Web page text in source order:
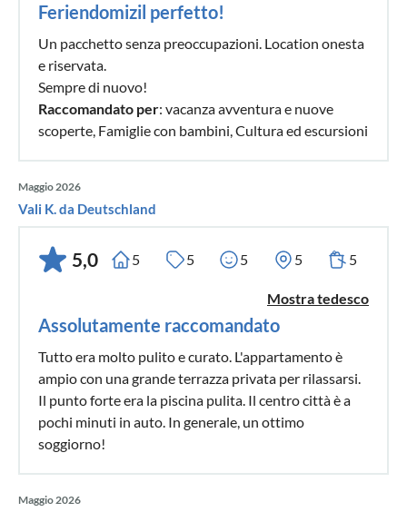
Feriendomizil perfetto!
Un pacchetto senza preoccupazioni. Location onesta
e riservata.
Sempre di nuovo!
Raccomandato per: vacanza avventura e nuove
scoperte, Famiglie con bambini, Cultura ed escursioni
Maggio 2026
Vali K. da Deutschland
5,0 5 5 5 5 5
Mostra tedesco
Assolutamente raccomandato
Tutto era molto pulito e curato. L'appartamento è
ampio con una grande terrazza privata per rilassarsi.
Il punto forte era la piscina pulita. Il centro città è a
pochi minuti in auto. In generale, un ottimo
soggiorno!
Maggio 2026